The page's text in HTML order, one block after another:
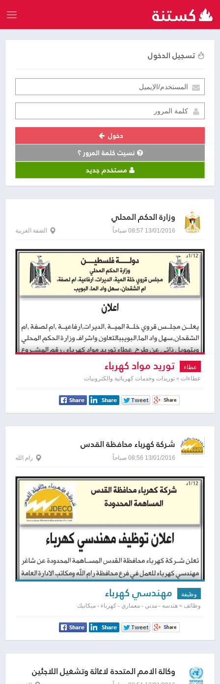
تسجيل الدخول
دخول
نسيت كلمة المرور ؟
مستخدم جديد
وزارة الحكم المحلي
13/01/2016 08:57 صباحاً الضفة الغربية
عطاء توريد مواد كهرباء
عطاءات » توريدات وخدمات كهربائية والكترونيات
شركة كهرباء محافظة القدس
13/01/2016 08:56 صباحاً رام الله
وظيفة مهندسي كهرباء
وظائف » هندسه - مدني - معماري - كهرباء - ميكانيك
وكالة الامم المتحدة لاغاثة وتشغيل اللاجئين
الفلسطينيين - الاونروا